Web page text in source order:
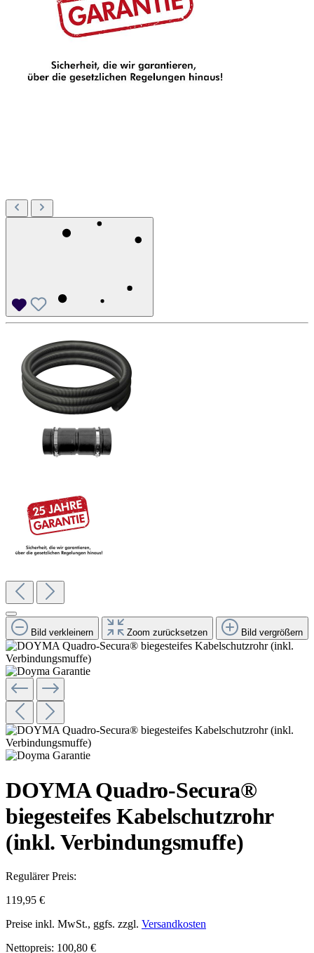
Bild verkleinern Zoom zurücksetzen Bild vergrößern
DOYMA Quadro-Secura®
biegesteifes Kabelschutzrohr
(inkl. Verbindungsmuffe)
Regulärer Preis:
119,95 €
Preise inkl. MwSt., ggfs. zzgl. Versandkosten
Nettopreis: 100,80 €